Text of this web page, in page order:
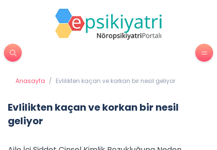
Anasayfa / Evlilikten kaçan ve korkan bir nesil geliyor
Evlilikten kaçan ve korkan bir nesil
geliyor